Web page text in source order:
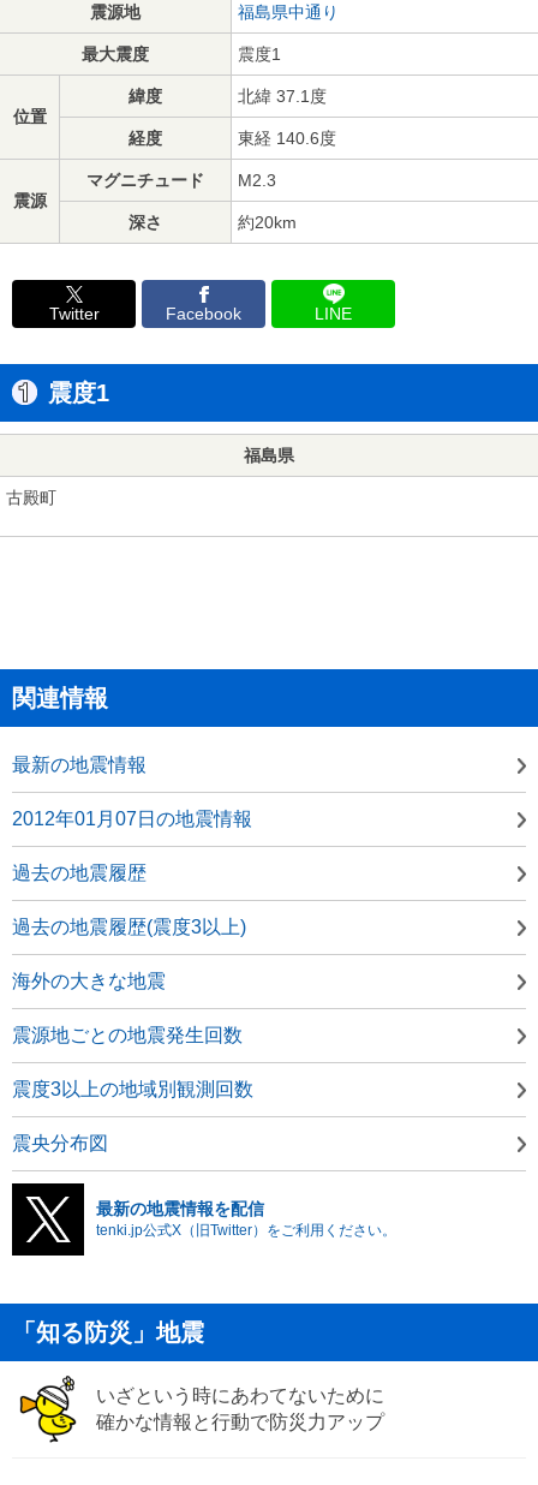
震源地 福島県中通り
最大震度 震度1
位置
緯度 北緯 37.1度
経度 東経 140.6度
震源
マグニチュード M2.3
深さ 約20km
Twitter Facebook LINE
震度1
福島県
古殿町
関連情報
最新の地震情報
2012年01月07日の地震情報
過去の地震履歴
過去の地震履歴(震度3以上)
海外の大きな地震
震源地ごとの地震発生回数
震度3以上の地域別観測回数
震央分布図
最新の地震情報を配信
tenki.jp公式X（旧Twitter）をご利用ください。
「知る防災」地震
いざという時にあわてないために
確かな情報と行動で防災力アップ